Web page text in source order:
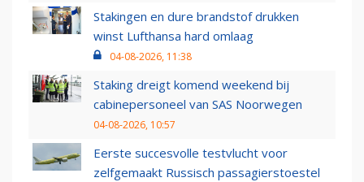
Stakingen en dure brandstof drukken
winst Lufthansa hard omlaag
04-08-2026, 11:38
Staking dreigt komend weekend bij
cabinepersoneel van SAS Noorwegen
04-08-2026, 10:57
Eerste succesvolle testvlucht voor
zelfgemaakt Russisch passagierstoestel